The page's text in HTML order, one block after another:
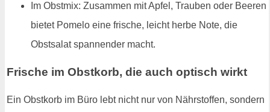
Im Obstmix: Zusammen mit Apfel, Trauben oder Beeren
bietet Pomelo eine frische, leicht herbe Note, die
Obstsalat spannender macht.
Frische im Obstkorb, die auch optisch wirkt
Ein Obstkorb im Büro lebt nicht nur von Nährstoffen, sondern